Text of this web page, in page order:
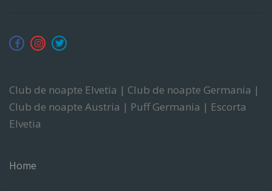
Club de noapte Elvetia | Club de noapte Germania |
Club de noapte Austria | Puff Germania | Escorta
Elvetia
Home